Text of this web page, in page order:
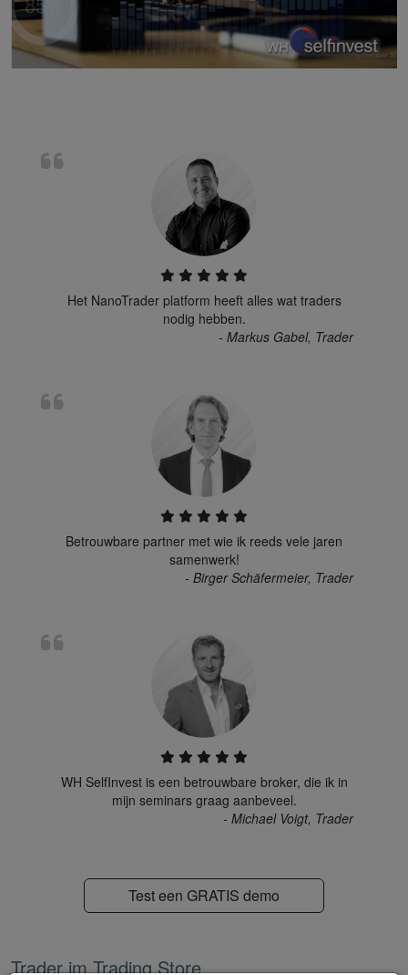
Het NanoTrader platform heeft alles wat traders
nodig hebben.
- Markus Gabel, Trader
Betrouwbare partner met wie ik reeds vele jaren
samenwerk!
- Birger Schäfermeier, Trader
WH SelfInvest is een betrouwbare broker, die ik in
mijn seminars graag aanbeveel.
- Michael Voigt, Trader
Test een GRATIS demo
Trader im Trading Store